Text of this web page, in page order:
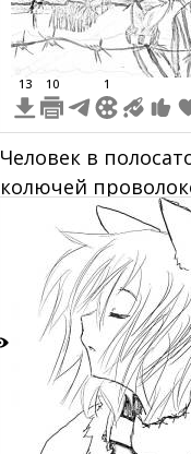
13 10 1
Человек в
колючей
лагерных построек